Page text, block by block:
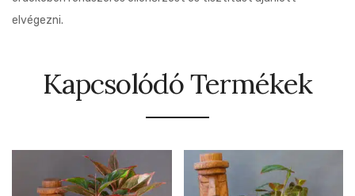
elvégezni.
Kapcsolódó Termékek